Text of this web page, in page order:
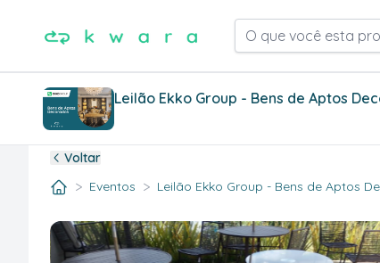
O que você esta
Leilão Ekko Group - Bens de Aptos
Voltar
> Eventos > Leilão Ekko Group - Bens de Aptos